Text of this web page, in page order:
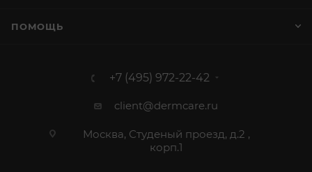
ПОМОЩЬ
+7 (495) 972-22-42
client@dermcare.ru
Москва, Студеный проезд, д.2 ,
корп.1